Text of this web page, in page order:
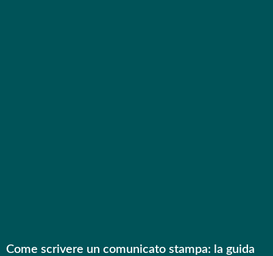
Come scrivere un comunicato stampa: la guida